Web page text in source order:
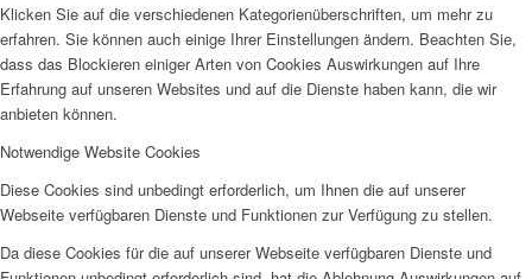
Klicken Sie auf die verschiedenen Kategorienüberschriften, um mehr zu
erfahren. Sie können auch einige Ihrer Einstellungen ändern. Beachten Sie,
dass das Blockieren einiger Arten von Cookies Auswirkungen auf Ihre
Erfahrung auf unseren Websites und auf die Dienste haben kann, die wir
anbieten können.
Notwendige Website Cookies
Diese Cookies sind unbedingt erforderlich, um Ihnen die auf unserer
Webseite verfügbaren Dienste und Funktionen zur Verfügung zu stellen.
Da diese Cookies für die auf unserer Webseite verfügbaren Dienste und